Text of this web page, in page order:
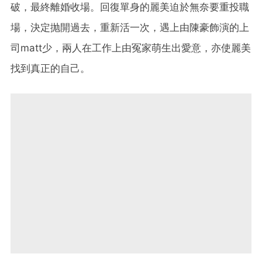
破，最終離婚收場。回復單身的麗美迫於無奈要重投職
場，決定抛開過去，重新活一次，遇上由陳豪飾演的上
司matt少，兩人在工作上由冤家萌生出愛意，亦使麗美
找到真正的自己。